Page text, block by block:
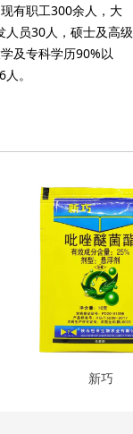
有职工300余人，大
人员30人，硕士及高级
及专科学历90%以
。
新巧